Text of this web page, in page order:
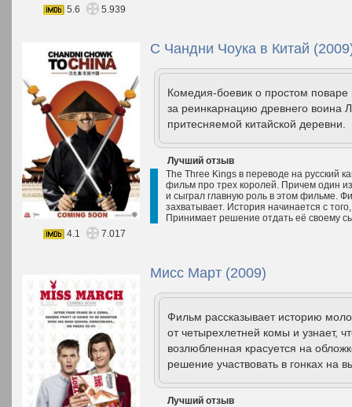
5.6
5.939
С Чандни Чоука в Китай
Комедия-боевик о простом
за реинкарнацию древнего воина
притесняемой китайской деревни.
Лучший отзыв
The Three Kings в переводе на русский
фильм про трех королей. Причем один
и сыграл главную роль в этом фильме.
захватывает. История начинается с
Принимает решение отдать её своему
4.1
7.017
Мисс Март (2009)
Фильм рассказывает историю
от четырехлетней комы и узнает,
возлюбленная красуется на
решение участвовать в гонках на
Лучший отзыв